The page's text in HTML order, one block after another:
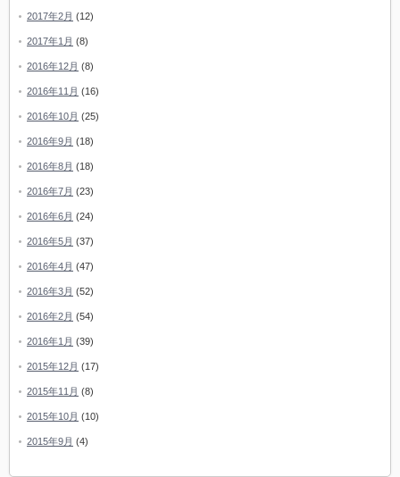
2017年2月 (12)
2017年1月 (8)
2016年12月 (8)
2016年11月 (16)
2016年10月 (25)
2016年9月 (18)
2016年8月 (18)
2016年7月 (23)
2016年6月 (24)
2016年5月 (37)
2016年4月 (47)
2016年3月 (52)
2016年2月 (54)
2016年1月 (39)
2015年12月 (17)
2015年11月 (8)
2015年10月 (10)
2015年9月 (4)